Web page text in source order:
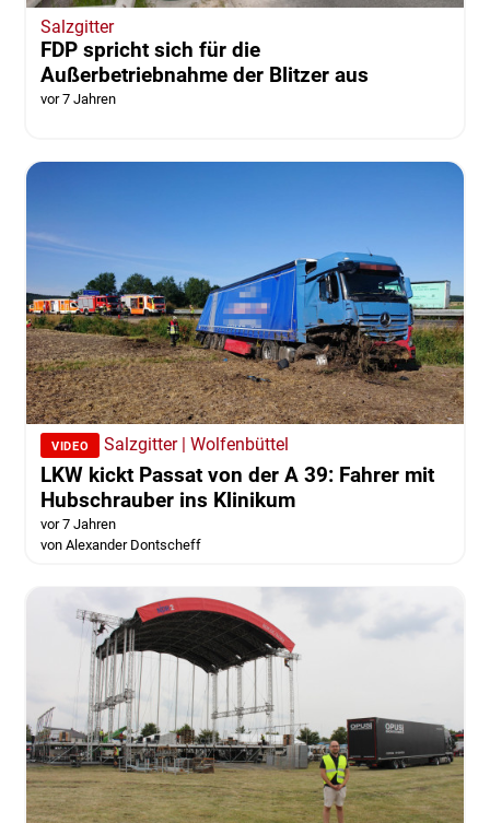
Salzgitter
FDP spricht sich für die
Außerbetriebnahme der Blitzer aus
vor 7 Jahren
VIDEO Salzgitter | Wolfenbüttel
LKW kickt Passat von der A 39: Fahrer mit
Hubschrauber ins Klinikum
vor 7 Jahren
von Alexander Dontscheff